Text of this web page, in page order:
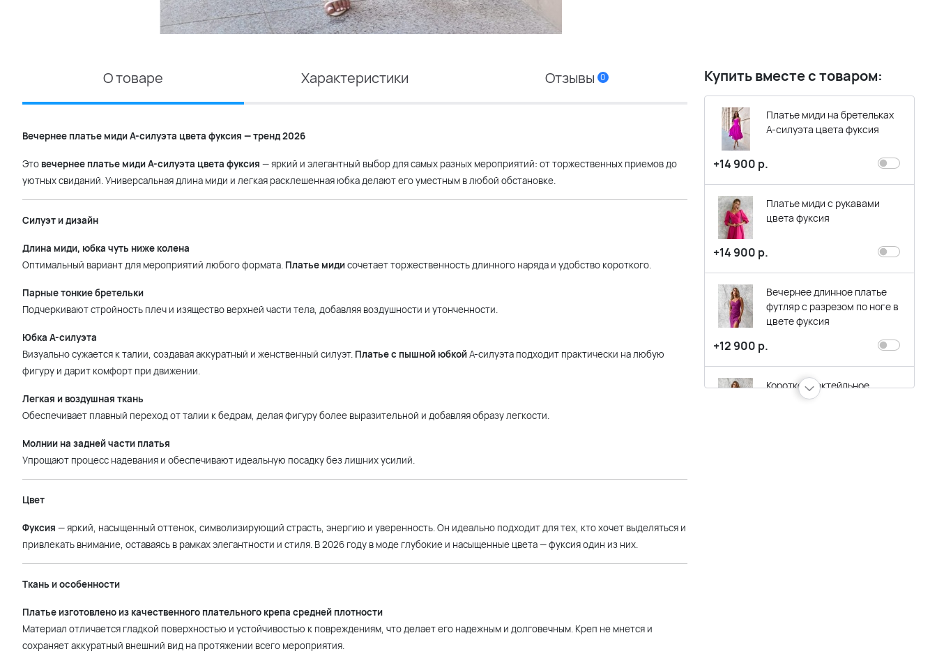
Купить вместе с товаром:
Платье миди на бретельках
А-силуэта цвета фуксия
+14 900 р.
Платье миди с рукавами
цвета фуксия
+14 900 р.
Вечернее длинное платье
футляр с разрезом по ноге в
цвете фуксия
+12 900 р.
Короткое коктейльное
платье на бретельках цвета
О товаре Характеристики Отзывы 0
Вечернее платье миди А-силуэта цвета фуксия — тренд 2026
Это вечернее платье миди А-силуэта цвета фуксия — яркий и элегантный выбор для самых разных мероприятий: от торжественных приемов до
уютных свиданий. Универсальная длина миди и легкая расклешенная юбка делают его уместным в любой обстановке.
Силуэт и дизайн
Длина миди, юбка чуть ниже колена
Оптимальный вариант для мероприятий любого формата. Платье мидисочетает торжественность длинного наряда и удобство короткого.
Парные тонкие бретельки
Подчеркивают стройность плеч и изящество верхней части тела, добавляя воздушности и утонченности.
Юбка А-силуэта
Визуально сужается к талии, создавая аккуратный и женственный силуэт. Платье с пышной юбкойА-силуэта подходит практически на любую
фигуру и дарит комфорт при движении.
Легкая и воздушная ткань
Обеспечивает плавный переход от талии к бедрам, делая фигуру более выразительной и добавляя образу легкости.
Молнии на задней части платья
Упрощают процесс надевания и обеспечивают идеальную посадку без лишних усилий.
Цвет
Фуксия — яркий, насыщенный оттенок, символизирующий страсть, энергию и уверенность. Он идеально подходит для тех, кто хочет выделяться и
привлекать внимание, оставаясь в рамках элегантности и стиля. В 2026 году в моде глубокие и насыщенные цвета — фуксия один из них.
Ткань и особенности
Платье изготовлено из качественного плательного крепа средней плотности
Материал отличается гладкой поверхностью и устойчивостью к повреждениям, что делает его надежным и долговечным. Креп не мнется и
сохраняет аккуратный внешний вид на протяжении всего мероприятия.